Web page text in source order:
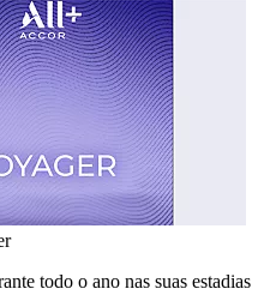
todo o ano nas suas estadias